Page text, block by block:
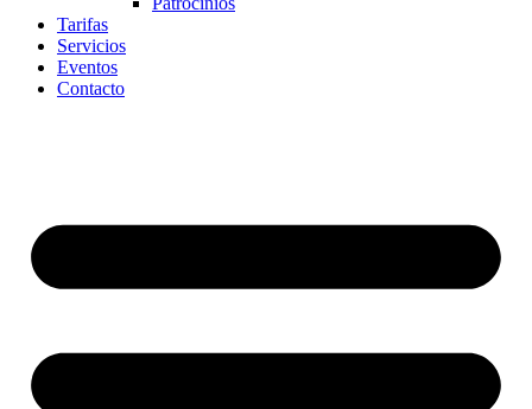
Tarifas
Servicios
Eventos
Contacto